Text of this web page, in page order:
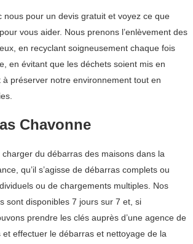
nous pour un devis gratuit et voyez ce que
vous aider. Nous prenons l’enlèvement des
en recyclant soigneusement chaque fois
en évitant que les déchets soient mis en
préserver notre environnement tout en
Chavonne
du débarras des maisons dans la
qu’il s’agisse de débarras complets ou
ou de chargements multiples. Nos
sont disponibles 7 jours sur 7 et, si
prendre les clés auprès d’une agence de
et effectuer le débarras et nettoyage de la